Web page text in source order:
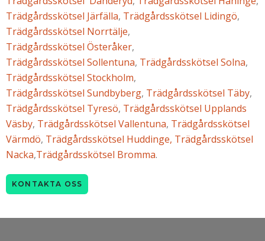
Trädgårdsskötsel Järfälla, Trädgårdsskötsel Lidingö,
Trädgårdsskötsel Norrtälje,
Trädgårdsskötsel Österåker,
Trädgårdsskötsel Sollentuna, Trädgårdsskötsel Solna,
Trädgårdsskötsel Stockholm,
Trädgårdsskötsel Sundbyberg, Trädgårdsskötsel Täby,
Trädgårdsskötsel Tyresö, Trädgårdsskötsel Upplands
Väsby, Trädgårdsskötsel Vallentuna, Trädgårdsskötsel
Värmdö, Trädgårdsskötsel Huddinge, Trädgårdsskötsel
Nacka,Trädgårdsskötsel Bromma.
KONTAKTA OSS